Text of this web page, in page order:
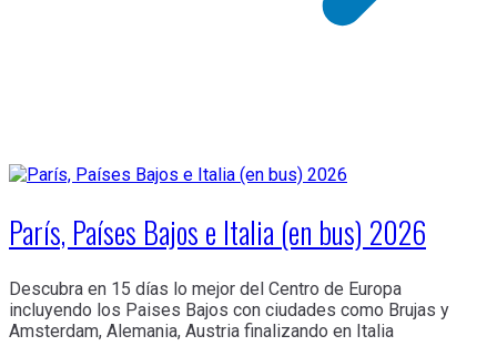
París, Países Bajos e Italia (en bus) 2026
Descubra en 15 días lo mejor del Centro de Europa
incluyendo los Paises Bajos con ciudades como Brujas y
Amsterdam, Alemania, Austria finalizando en Italia